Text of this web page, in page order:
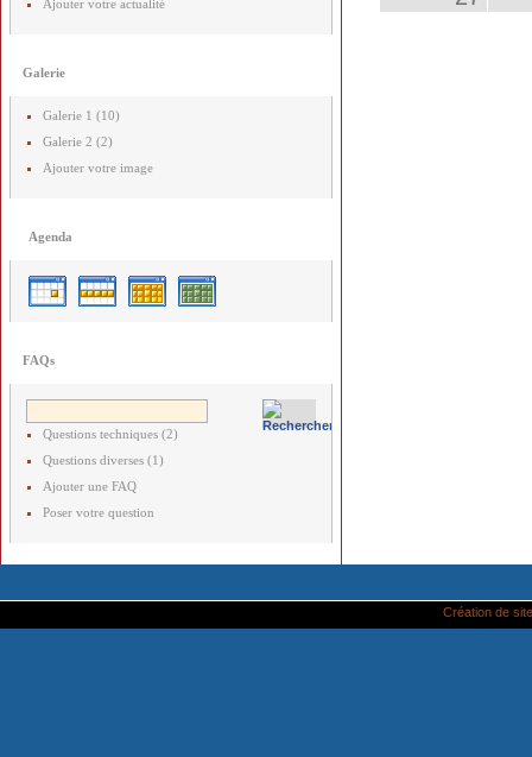
Ajouter votre actualité
Galerie
Galerie 1 (10)
Galerie 2 (2)
Ajouter votre image
Agenda
FAQs
Questions techniques (2)
Questions diverses (1)
Ajouter une FAQ
Poser votre question
Création de